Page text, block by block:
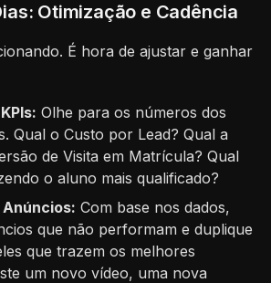
Otimização e Cadência
É hora de ajustar e ganhar
Olhe para os números dos
Qual o Custo por Lead? Qual a
de Visita em Matrícula? Qual
o aluno mais qualificado?
Com base nos dados,
que não performam e duplique
que trazem os melhores
um novo vídeo, uma nova